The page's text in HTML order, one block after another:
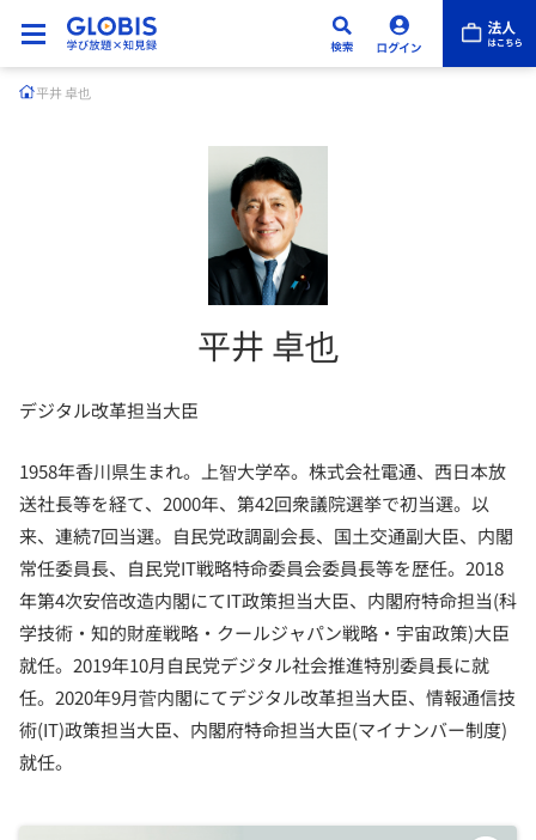
平井 卓也
平井 卓也
デジタル改革担当大臣
1958年香川県生まれ。上智大学卒。株式会社電通、西日本放
送社長等を経て、2000年、第42回衆議院選挙で初当選。以
来、連続7回当選。自民党政調副会長、国土交通副大臣、内閣
常任委員長、自民党IT戦略特命委員会委員長等を歴任。2018
年第4次安倍改造内閣にてIT政策担当大臣、内閣府特命担当(科
学技術・知的財産戦略・クールジャパン戦略・宇宙政策)大臣
就任。2019年10月自民党デジタル社会推進特別委員長に就
任。2020年9月菅内閣にてデジタル改革担当大臣、情報通信技
術(IT)政策担当大臣、内閣府特命担当大臣(マイナンバー制度)
就任。